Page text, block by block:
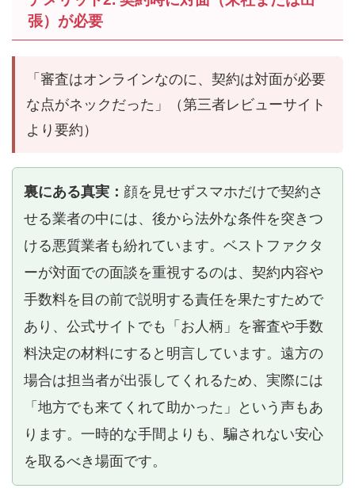
張）が必要
「審査はオンラインなのに、契約は対面が必要
な点がネックだった」（第三者レビューサイト
より要約）
裏にある真実： 顔を見せずスマホだけで契約さ
せる業者の中には、後から法外な条件を突きつ
ける悪質業者も紛れています。ベストファクタ
ーが対面での面談を重視するのは、契約内容や
手数料を目の前で説明する責任を果たすためで
あり、公式サイトでも「お人柄」を審査や手数
料決定の材料にすると明言しています。遠方の
場合は担当者が出張してくれるため、実際には
「地方でも来てくれて助かった」という声もあ
ります。一時的な手間よりも、騙されない安心
を取るべき場面です。